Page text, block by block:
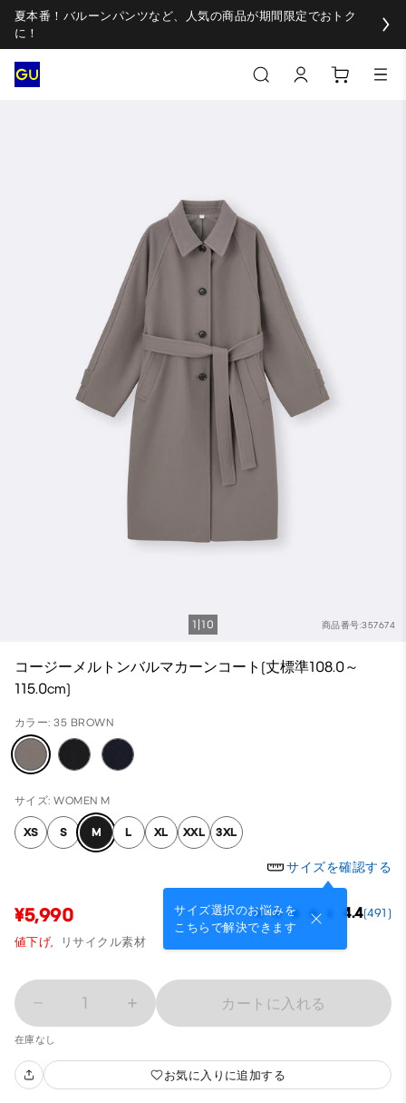
夏本番！バルーンパンツなど、人気の商品が期間限定でおトク
に！
商品番号:357674
1 10
コージーメルトンバルマカーンコート(丈標準108.0～
115.0cm)
カラー: 35 BROWN
サイズ: WOMEN M
XS S M L XL XXL 3XL
サイズを確認する
サイズ選択のお悩みを
こちらで解決できます
¥5,990 4.4(491)
値下げ, リサイクル素材
1 カートに入れる
在庫なし
お気に入りに追加する